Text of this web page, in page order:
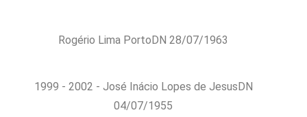
Rogério Lima PortoDN 28/07/1963
1999 - 2002 - José Inácio Lopes de JesusDN
04/07/1955